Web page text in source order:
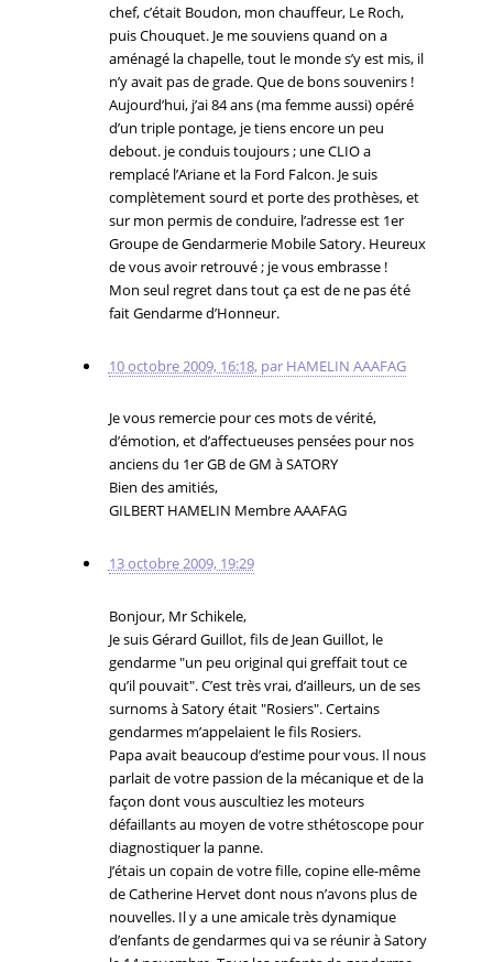
chef, c’était Boudon, mon chauffeur, Le Roch,
puis Chouquet. Je me souviens quand on a
aménagé la chapelle, tout le monde s’y est mis, il
n’y avait pas de grade. Que de bons souvenirs !
Aujourd’hui, j’ai 84 ans (ma femme aussi) opéré
d’un triple pontage, je tiens encore un peu
debout. je conduis toujours ; une CLIO a
remplacé l’Ariane et la Ford Falcon. Je suis
complètement sourd et porte des prothèses, et
sur mon permis de conduire, l’adresse est 1er
Groupe de Gendarmerie Mobile Satory. Heureux
de vous avoir retrouvé ; je vous embrasse !
Mon seul regret dans tout ça est de ne pas été
fait Gendarme d’Honneur.
10 octobre 2009, 16:18, par HAMELIN AAAFAG
Je vous remercie pour ces mots de vérité,
d’émotion, et d’affectueuses pensées pour nos
anciens du 1er GB de GM à SATORY
Bien des amitiés,
GILBERT HAMELIN Membre AAAFAG
13 octobre 2009, 19:29
Bonjour, Mr Schikele,
Je suis Gérard Guillot, fils de Jean Guillot, le
gendarme "un peu original qui greffait tout ce
qu’il pouvait". C’est très vrai, d’ailleurs, un de ses
surnoms à Satory était "Rosiers". Certains
gendarmes m’appelaient le fils Rosiers.
Papa avait beaucoup d’estime pour vous. Il nous
parlait de votre passion de la mécanique et de la
façon dont vous auscultiez les moteurs
défaillants au moyen de votre sthétoscope pour
diagnostiquer la panne.
J’étais un copain de votre fille, copine elle-même
de Catherine Hervet dont nous n’avons plus de
nouvelles. Il y a une amicale très dynamique
d’enfants de gendarmes qui va se réunir à Satory